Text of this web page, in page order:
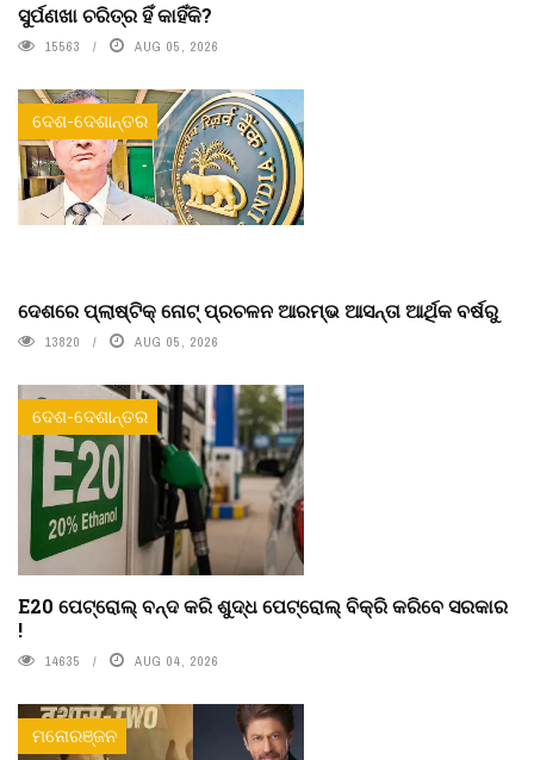
ସୁର୍ପଣଖା ଚରିତ୍ର ହିଁ କାହିଁକି?
15563 AUG 05, 2026
ଦେଶ-ଦେଶାନ୍ତର
ଦେଶରେ ପ୍ଲାଷ୍ଟିକ୍ ନୋଟ୍‌ ପ୍ରଚଳନ ଆରମ୍ଭ ଆସନ୍ତା ଆର୍ଥିକ ବର୍ଷରୁ
13820 AUG 05, 2026
ଦେଶ-ଦେଶାନ୍ତର
E20 ପେଟ୍ରୋଲ୍ ବନ୍ଦ କରି ଶୁଦ୍ଧ ପେଟ୍ରୋଲ୍ ବିକ୍ରି କରିବେ ସରକାର
!
14635 AUG 04, 2026
ମନୋରଞ୍ଜନ